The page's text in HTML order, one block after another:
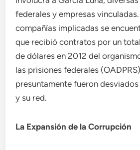
federales y empresas
compañías implicadas se
que recibió contratos por un
de dólares en 2012 del
las prisiones federales
presuntamente fueron
y su red.
La Expansión de la Corrupción